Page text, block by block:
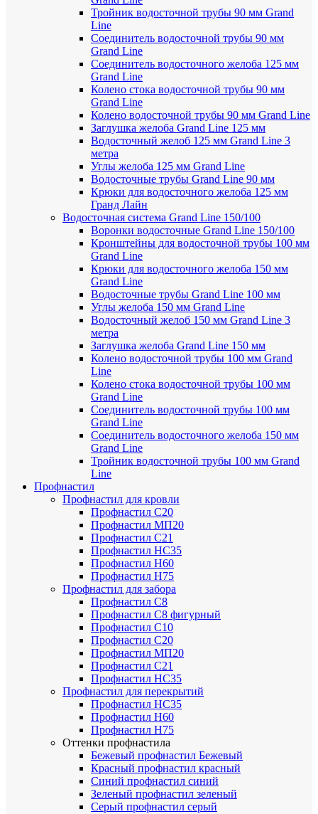
Тройник водосточной трубы 90 мм Grand
Line
Соединитель водосточной трубы 90 мм
Grand Line
Соединитель водосточного желоба 125 мм
Grand Line
Колено стока водосточной трубы 90 мм
Grand Line
Колено водосточной трубы 90 мм Grand Line
Заглушка желоба Grand Line 125 мм
Водосточный желоб 125 мм Grand Line 3
метра
Углы желоба 125 мм Grand Line
Водосточные трубы Grand Line 90 мм
Крюки для водосточного желоба 125 мм
Гранд Лайн
Водосточная система Grand Line 150/100
Воронки водосточные Grand Line 150/100
Кронштейны для водосточной трубы 100 мм
Grand Line
Крюки для водосточного желоба 150 мм
Grand Line
Водосточные трубы Grand Line 100 мм
Углы желоба 150 мм Grand Line
Водосточный желоб 150 мм Grand Line 3
метра
Заглушка желоба Grand Line 150 мм
Колено водосточной трубы 100 мм Grand
Line
Колено стока водосточной трубы 100 мм
Grand Line
Соединитель водосточной трубы 100 мм
Grand Line
Соединитель водосточного желоба 150 мм
Grand Line
Тройник водосточной трубы 100 мм Grand
Line
Профнастил
Профнастил для кровли
Профнастил С20
Профнастил МП20
Профнастил С21
Профнастил НС35
Профнастил Н60
Профнастил Н75
Профнастил для забора
Профнастил С8
Профнастил С8 фигурный
Профнастил С10
Профнастил С20
Профнастил МП20
Профнастил С21
Профнастил НС35
Профнастил для перекрытий
Профнастил НС35
Профнастил Н60
Профнастил Н75
Оттенки профнастила
Бежевый профнастил Бежевый
Красный профнастил красный
Синий профнастил синий
Зеленый профнастил зеленый
Серый профнастил серый